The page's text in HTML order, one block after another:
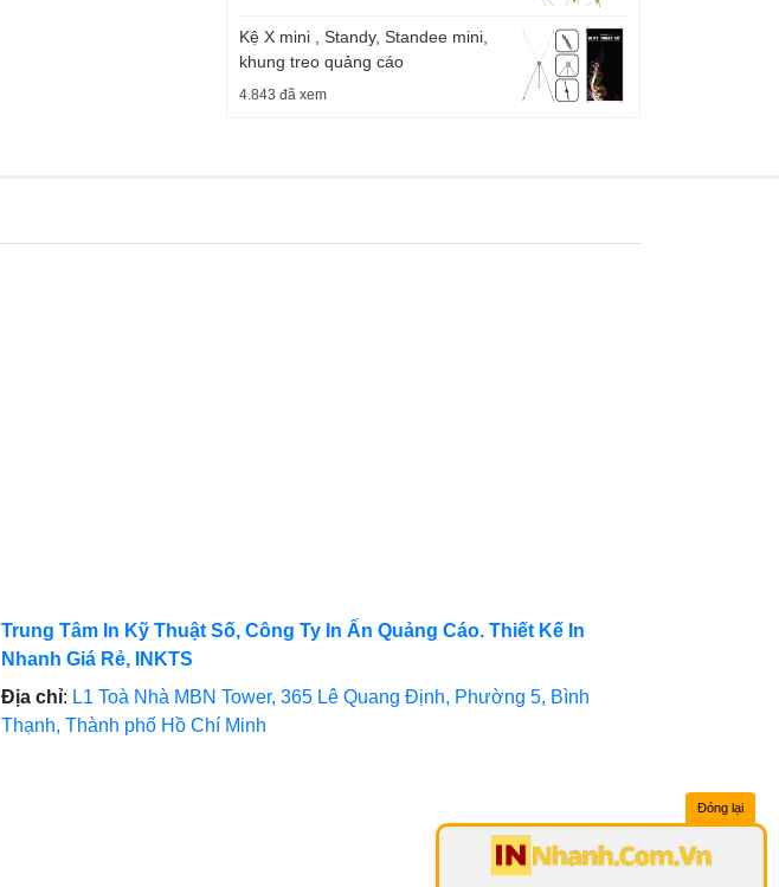
Kệ X mini , Standy, Standee mini,
khung treo quảng cáo
4.843 đã xem
Trung Tâm In Kỹ Thuật Số, Công Ty In Ấn Quảng Cáo. Thiết Kế In
Nhanh Giá Rẻ, INKTS
Địa chỉ: L1 Toà Nhà MBN Tower, 365 Lê Quang Định, Phường 5, Bình
Thạnh, Thành phố Hồ Chí Minh
Đóng lại